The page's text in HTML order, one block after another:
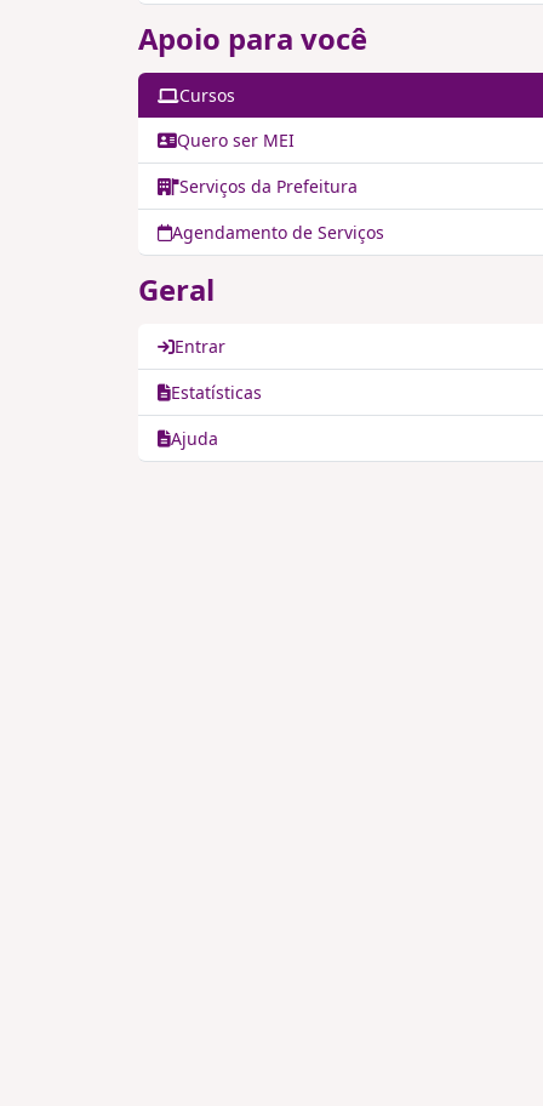
Apoio para você
Cursos
Quero ser MEI
Serviços da Prefeitura
Agendamento de Serviços
Geral
Entrar
Estatísticas
Ajuda